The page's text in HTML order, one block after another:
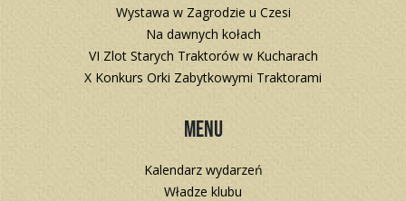
Wystawa w Zagrodzie u Czesi
Na dawnych kołach
VI Zlot Starych Traktorów w Kucharach
X Konkurs Orki Zabytkowymi Traktorami
Menu
Kalendarz wydarzeń
Władze klubu